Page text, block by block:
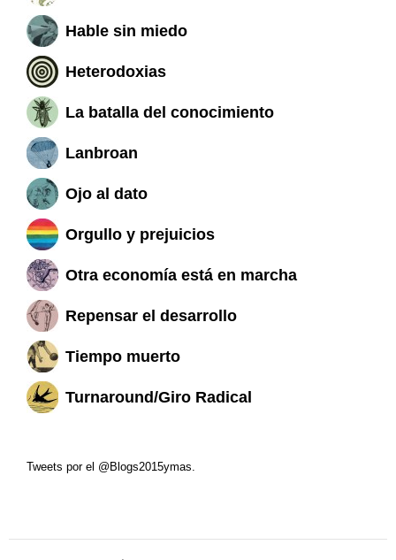
Hable sin miedo
Heterodoxias
La batalla del conocimiento
Lanbroan
Ojo al dato
Orgullo y prejuicios
Otra economía está en marcha
Repensar el desarrollo
Tiempo muerto
Turnaround/Giro Radical
Tweets por el @Blogs2015ymas.